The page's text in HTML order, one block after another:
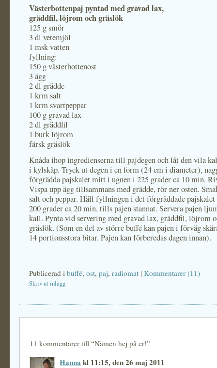
Västerbottenpaj pyntad med gravad lax,
gräddfil, löjrom och gräslök
125 g smör
3 dl vetemjöl
1 msk vatten
fyllning:
150 g västerbottenost
3 ägg
2 dl grädde
1 krm salt
1 krm svartpeppar
100 g gravad lax
2 dl gräddfil
1 burk löjrom
färsk gräslök
Knåda ihop ingredienserna till pajdegen och låt den vila
i kylskåp. Tryck ut degen i en form (24 cm i diameter),
förgrädda pajskalet mitt i ugnen i 225 grader ca 10 min.
Vispa upp ägg tillsammans med grädde, rör ner osten.
salt och peppar. Häll fyllningen i det förgräddade pajskalet
200 grader ca 20 min, tills pajen stannat. Servera pajen
kall. Pynta vid servering med gravad lax, gräddfil, löjrom
gräslök. (Som en del av större buffé kan pajen i förväg
14 portionsstora bitar. Pajen kan förberedas dagen innan).
Publicerad i buffé, ost, paj, radiomat | Kommentarer (11)
Skriv ut inlägg
11 kommentarer till “Nämen hej på er!”
Hanna kl 11:15, den 26 maj 2011